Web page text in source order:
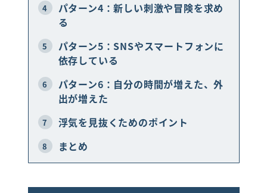
4
パターン4：新しい刺激や冒険を求め
る
5
パターン5：SNSやスマートフォンに
依存している
6
パターン6：自分の時間が増えた、外
出が増えた
7 浮気を見抜くためのポイント
8 まとめ